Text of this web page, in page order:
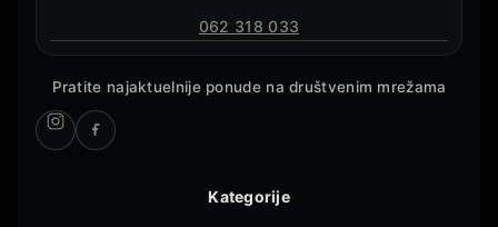
062 318 033
Pratite najaktuelnije ponude na društvenim mrežama
Kategorije